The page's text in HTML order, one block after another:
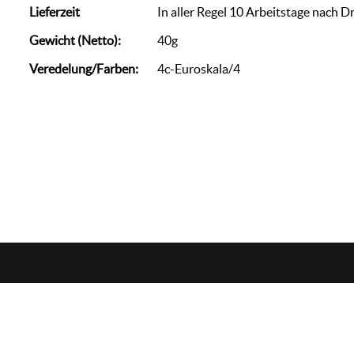
Lieferzeit
In aller Regel 10 Arbeitstage nach
Gewicht (Netto):
40g
Veredelung/Farben:
4c-Euroskala/4